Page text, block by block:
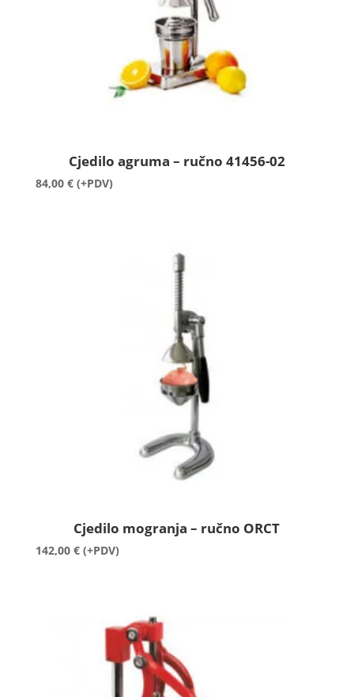
Cjedilo agruma – ručno 41456-02
84,00 € (+PDV)
Cjedilo mogranja – ručno ORCT
142,00 € (+PDV)